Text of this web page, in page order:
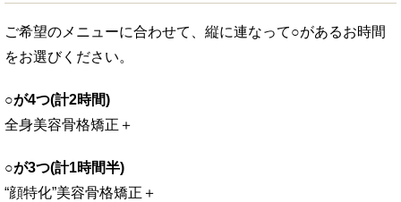
ご希望のメニューに合わせて、縦に連なって○があるお時間
をお選びください。
○が4つ(計2時間)
全身美容骨格矯正＋
○が3つ(計1時間半)
“顔特化”美容骨格矯正＋